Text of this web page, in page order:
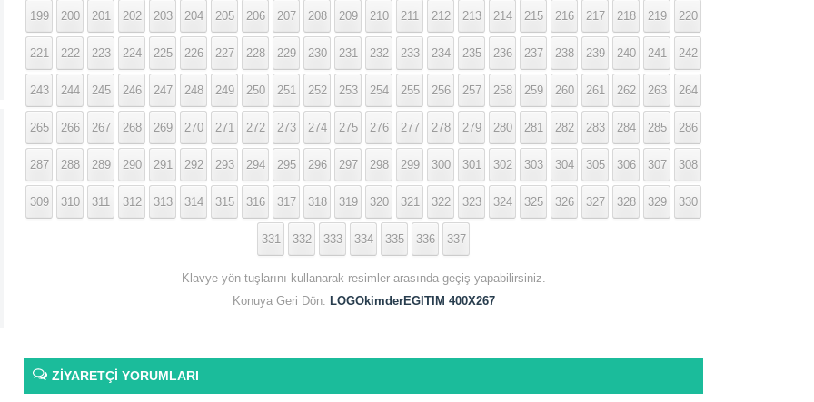
199 200 201 202 203 204 205 206 207 208 209 210 211 212 213 214 215 216 217 218 219 220
221 222 223 224 225 226 227 228 229 230 231 232 233 234 235 236 237 238 239 240 241 242
243 244 245 246 247 248 249 250 251 252 253 254 255 256 257 258 259 260 261 262 263 264
265 266 267 268 269 270 271 272 273 274 275 276 277 278 279 280 281 282 283 284 285 286
287 288 289 290 291 292 293 294 295 296 297 298 299 300 301 302 303 304 305 306 307 308
309 310 311 312 313 314 315 316 317 318 319 320 321 322 323 324 325 326 327 328 329 330
331 332 333 334 335 336 337
Klavye yön tuşlarını kullanarak resimler arasında geçiş yapabilirsiniz.
Konuya Geri Dön: LOGOkimderEGITIM 400X267
ZİYARETÇİ YORUMLARI